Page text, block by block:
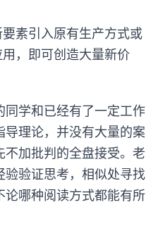
素引入原有生产方式或
，即可创造大量新价
同学和已经有了一定工作
理论，并没有大量的案
加批判的全盘接受。老
验验证思考，相似处寻找
哪种阅读方式都能有所